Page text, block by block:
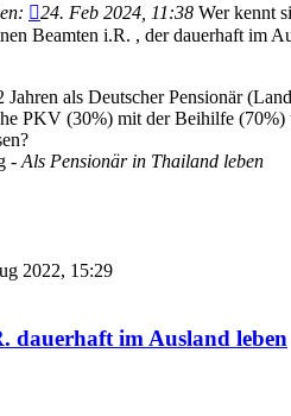
24. Feb 2024, 11:38 Wer kennt
Beamten i.R. , der dauerhaft im
Jahren als Deutscher Pensionär
PKV (30%) mit der Beihilfe
- Als Pensionär in Thailand leben
2022, 15:29
dauerhaft im Ausland leben